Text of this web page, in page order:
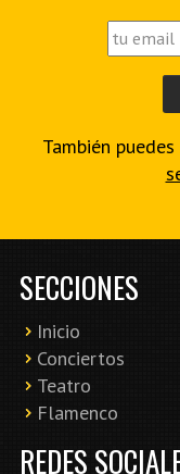
También
SECCIONES
Inicio
Conciertos
Teatro
Flamenco
REDES